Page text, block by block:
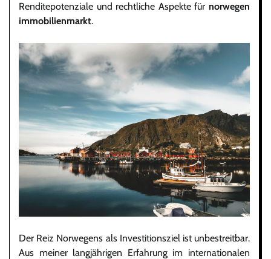
Renditepotenziale und rechtliche Aspekte für norwegen
immobilienmarkt.
Der Reiz Norwegens als Investitionsziel ist unbestreitbar.
Aus meiner langjährigen Erfahrung im internationalen